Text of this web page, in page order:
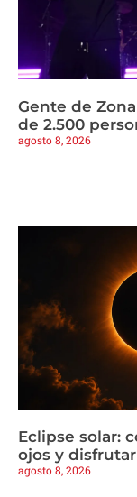
Gente de
de 2.500
agosto 8, 2026
Eclipse solar:
ojos y
agosto 8, 2026